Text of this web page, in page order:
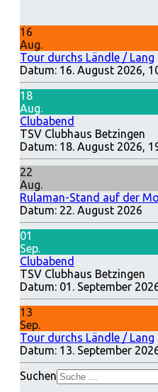
16
Aug.
Tour durchs Ländle / Lang
Datum: 16. August 2026,
18
Aug.
Clubabend
TSV Clubhaus Betzingen
Datum: 18. August 2026,
22
Aug.
Rulaman-Stand auf der
Datum: 22. August 2026
01
Sep.
Clubabend
TSV Clubhaus Betzingen
Datum: 01. September
13
Sep.
Tour durchs Ländle / Lang
Datum: 13. September
Suchen